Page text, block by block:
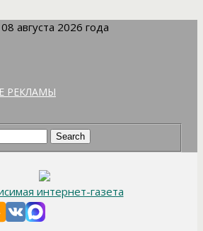
августа 2026 года
РЕКЛАМЫ
интернет-газета